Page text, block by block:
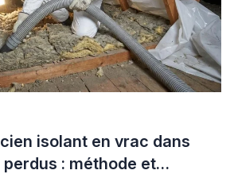
isolant en vrac dans
: méthode et